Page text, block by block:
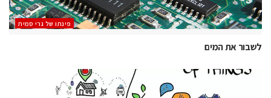
‫פינתו של גרי סמית
לשבור את המים